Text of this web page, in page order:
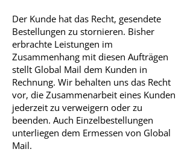
Der Kunde hat das Recht, gesendete
Bestellungen zu stornieren. Bisher
erbrachte Leistungen im
Zusammenhang mit diesen Aufträgen
stellt Global Mail dem Kunden in
Rechnung. Wir behalten uns das Recht
vor, die Zusammenarbeit eines Kunden
jederzeit zu verweigern oder zu
beenden. Auch Einzelbestellungen
unterliegen dem Ermessen von Global
Mail.